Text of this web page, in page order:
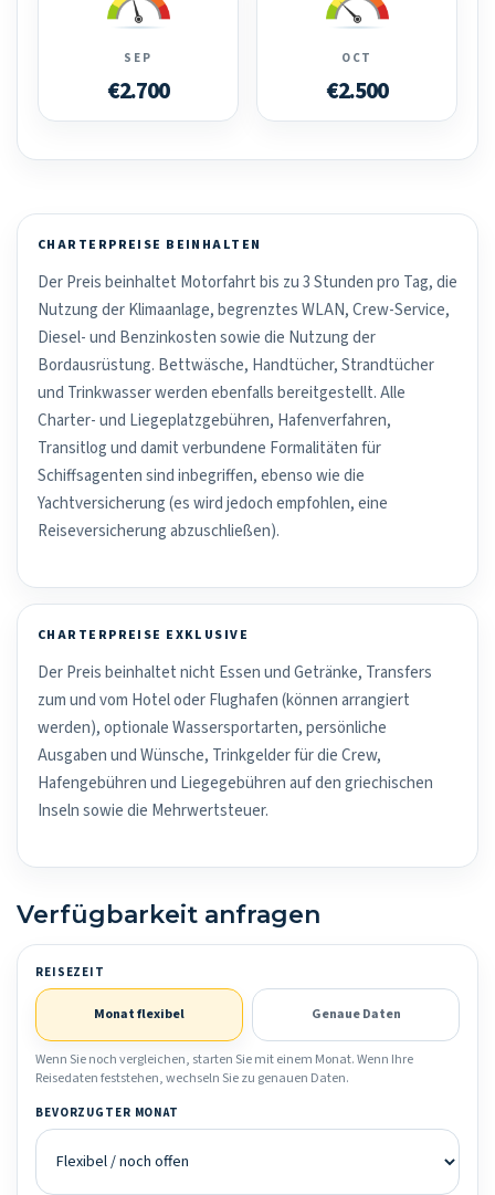
SEP
€2.700
OCT
€2.500
CHARTERPREISE BEINHALTEN
Der Preis beinhaltet Motorfahrt bis zu 3 Stunden pro Tag, die
Nutzung der Klimaanlage, begrenztes WLAN, Crew-Service,
Diesel- und Benzinkosten sowie die Nutzung der
Bordausrüstung. Bettwäsche, Handtücher, Strandtücher
und Trinkwasser werden ebenfalls bereitgestellt. Alle
Charter- und Liegeplatzgebühren, Hafenverfahren,
Transitlog und damit verbundene Formalitäten für
Schiffsagenten sind inbegriffen, ebenso wie die
Yachtversicherung (es wird jedoch empfohlen, eine
Reiseversicherung abzuschließen).
CHARTERPREISE EXKLUSIVE
Der Preis beinhaltet nicht Essen und Getränke, Transfers
zum und vom Hotel oder Flughafen (können arrangiert
werden), optionale Wassersportarten, persönliche
Ausgaben und Wünsche, Trinkgelder für die Crew,
Hafengebühren und Liegegebühren auf den griechischen
Inseln sowie die Mehrwertsteuer.
Verfügbarkeit anfragen
REISEZEIT
Monat flexibel Genaue Daten
Wenn Sie noch vergleichen, starten Sie mit einem Monat. Wenn Ihre
Reisedaten feststehen, wechseln Sie zu genauen Daten.
BEVORZUGTER MONAT